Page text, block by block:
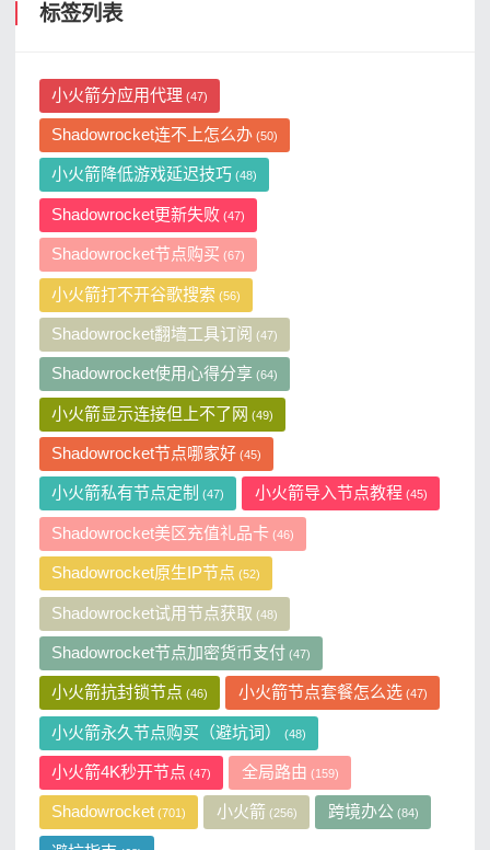
标签列表
小火箭分应用代理 (47)
Shadowrocket连不上怎么办(50)
小火箭降低游戏延迟技巧 (48)
Shadowrocket更新失败 (47)
Shadowrocket节点购买 (67)
小火箭打不开谷歌搜索 (56)
Shadowrocket翻墙工具订阅 (47)
Shadowrocket使用心得分享(64)
小火箭显示连接但上不了网 (49)
Shadowrocket节点哪家好(45)
小火箭私有节点定制 (47) 小火箭导入节点教程(45)
Shadowrocket美区充值礼品卡(46)
Shadowrocket原生IP节点 (52)
Shadowrocket试用节点获取 (48)
Shadowrocket节点加密货币支付(47)
小火箭抗封锁节点 (46) 小火箭节点套餐怎么选(47)
小火箭永久节点购买（避坑词） (48)
小火箭4K秒开节点 (47) 全局路由 (159)
Shadowrocket(701) 小火箭(256) 跨境办公(84)